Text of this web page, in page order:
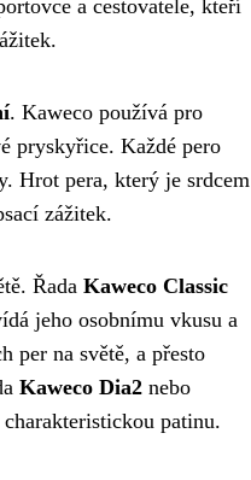
a cestovatele, kteří
. Kaweco používá pro
pryskyřice. Každé pero
Hrot pera, který je srdcem
zážitek.
Řada Kaweco Classic
jeho osobnímu vkusu a
per na světě, a přesto
Kaweco Dia2 nebo
patinu.